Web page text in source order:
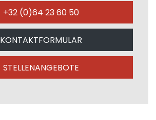
+32 (0)64 23 60 50
KONTAKTFORMULAR
STELLENANGEBOTE